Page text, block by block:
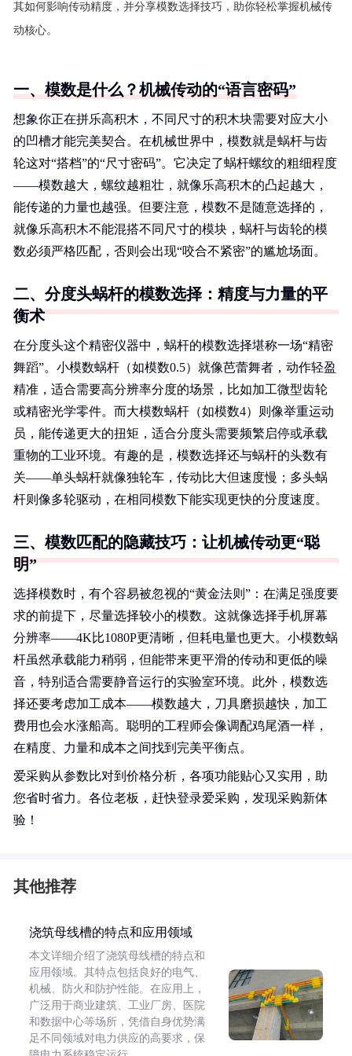
其如何影响传动精度，并分享模数选择技巧，助你轻松掌握机械传
动核心。
一、模数是什么？机械传动的“语言密码”
想象你正在拼乐高积木，不同尺寸的积木块需要对应大小
的凹槽才能完美契合。在机械世界中，模数就是蜗杆与齿
轮这对“搭档”的“尺寸密码”。它决定了蜗杆螺纹的粗细程度
——模数越大，螺纹越粗壮，就像乐高积木的凸起越大，
能传递的力量也越强。但要注意，模数不是随意选择的，
就像乐高积木不能混搭不同尺寸的模块，蜗杆与齿轮的模
数必须严格匹配，否则会出现“咬合不紧密”的尴尬场面。
二、分度头蜗杆的模数选择：精度与力量的平
衡术
在分度头这个精密仪器中，蜗杆的模数选择堪称一场“精密
舞蹈”。小模数蜗杆（如模数0.5）就像芭蕾舞者，动作轻盈
精准，适合需要高分辨率分度的场景，比如加工微型齿轮
或精密光学零件。而大模数蜗杆（如模数4）则像举重运动
员，能传递更大的扭矩，适合分度头需要频繁启停或承载
重物的工业环境。有趣的是，模数选择还与蜗杆的头数有
关——单头蜗杆就像独轮车，传动比大但速度慢；多头蜗
杆则像多轮驱动，在相同模数下能实现更快的分度速度。
三、模数匹配的隐藏技巧：让机械传动更“聪
明”
选择模数时，有个容易被忽视的“黄金法则”：在满足强度要
求的前提下，尽量选择较小的模数。这就像选择手机屏幕
分辨率——4K比1080P更清晰，但耗电量也更大。小模数蜗
杆虽然承载能力稍弱，但能带来更平滑的传动和更低的噪
音，特别适合需要静音运行的实验室环境。此外，模数选
择还要考虑加工成本——模数越大，刀具磨损越快，加工
费用也会水涨船高。聪明的工程师会像调配鸡尾酒一样，
在精度、力量和成本之间找到完美平衡点。
爱采购从参数比对到价格分析，各项功能贴心又实用，助
您省时省力。各位老板，赶快登录爱采购，发现采购新体
验！
其他推荐
浇筑母线槽的特点和应用领域
本文详细介绍了浇筑母线槽的特点和
应用领域。其特点包括良好的电气、
机械、防火和防护性能。在应用上，
广泛用于商业建筑、工业厂房、医院
和数据中心等场所，凭借自身优势满
足不同领域对电力供应的高要求，保